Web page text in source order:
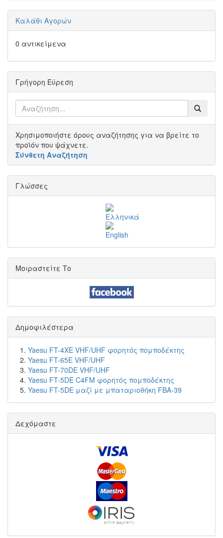
Καλάθι Αγορών
0 αντικείμενα
Γρήγορη Εύρεση
Χρησιμοποιήστε όρους αναζήτησης για να βρείτε το
προϊόν που ψάχνετε.
Σύνθετη Αναζήτηση
Γλώσσες
Μοιραστείτε Το
Δημοφιλέστερα
Yaesu FT-4XE VHF/UHF φορητός πομποδέκτης
Yaesu FT-65E VHF/UHF
Yaesu FT-70DE VHF/UHF
Yaesu FT-5DE C4FM φορητός πομποδέκτης
Yaesu FT-5DE μαζί με μπαταριοθήκη FBA-39
Δεχόμαστε